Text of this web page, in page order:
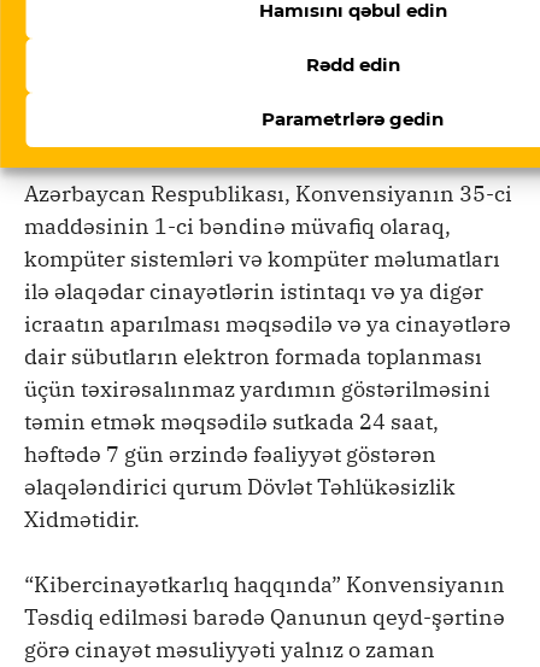
Hamısını qəbul edin
Rədd edin
Parametrlərə gedin
proqramla izlənə biləcəyini və məlumatların bu
yolla əldə edildiyini düşünüblər.
Qanunlar kimlər üçündür?
Azərbaycan Respublikası, Konvensiyanın 35-ci
maddəsinin 1-ci bəndinə müvafiq olaraq,
kompüter sistemləri və kompüter məlumatları
ilə əlaqədar cinayətlərin istintaqı və ya digər
icraatın aparılması məqsədilə və ya cinayətlərə
dair sübutların elektron formada toplanması
üçün təxirəsalınmaz yardımın göstərilməsini
təmin etmək məqsədilə sutkada 24 saat,
həftədə 7 gün ərzində fəaliyyət göstərən
əlaqələndirici qurum Dövlət Təhlükəsizlik
Xidmətidir.
“Kibercinayətkarlıq haqqında” Konvensiyanın
Təsdiq edilməsi barədə Qanunun qeyd-şərtinə
görə cinayət məsuliyyəti yalnız o zaman